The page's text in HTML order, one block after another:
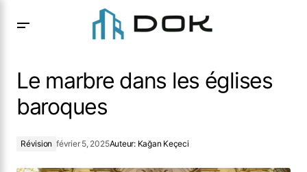
Le marbre dans les églises
baroques
Révision février 5, 2025Auteur: Kağan Keçeci